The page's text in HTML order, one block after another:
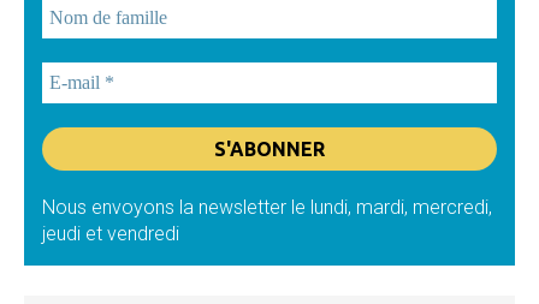
Nous envoyons la newsletter le lundi, mardi, mercredi,
jeudi et vendredi